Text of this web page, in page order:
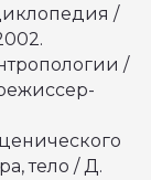
/
/
тело / Д.